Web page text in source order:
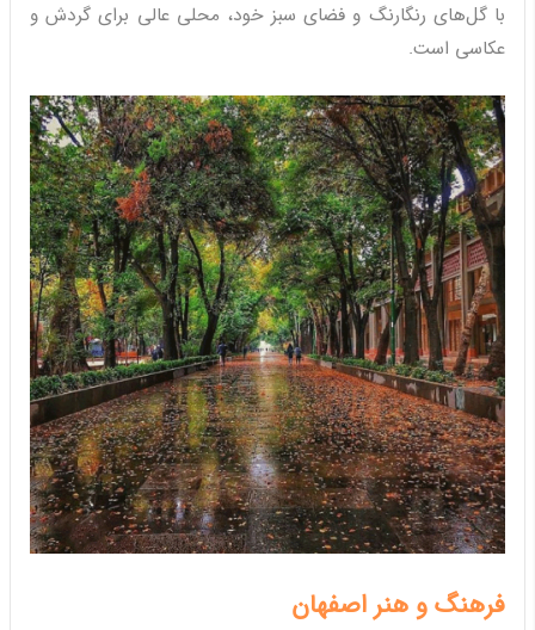
با گل‌های رنگارنگ و فضای سبز خود، محلی عالی برای گردش و
عکاسی است.
فرهنگ و هنر اصفهان